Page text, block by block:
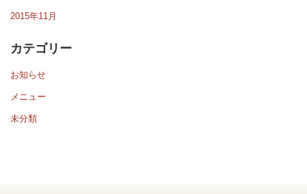
2015年11月
カテゴリー
お知らせ
メニュー
未分類